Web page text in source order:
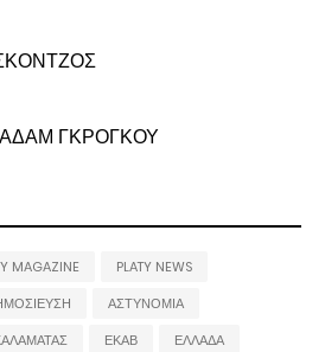
ΓΚΡΟΓΚΟΥ
MAGAZINE
PLATY NEWS
ΑΣΤΥΝΟΜΙΑ
ΕΚΑΒ
ΕΛΛΑΔΑ